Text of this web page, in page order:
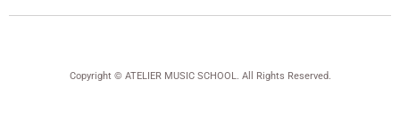
Copyright © ATELIER MUSIC SCHOOL. All Rights Reserved.